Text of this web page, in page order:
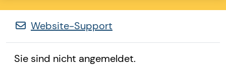
Website-Support
Sie sind nicht angemeldet.